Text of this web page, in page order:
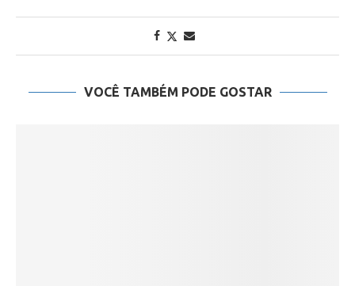
VOCÊ TAMBÉM PODE GOSTAR